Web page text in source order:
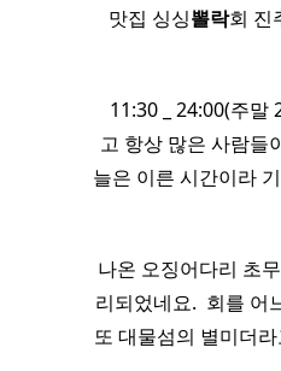
맛집 싱싱뽈락회 진
11:30 _ 24:00(주
고 항상 많은 사람들
늘은 이른 시간이라
나온 오징어다리 초
리되었네요. ​ 회를 어
또 대물섬의 별미더라